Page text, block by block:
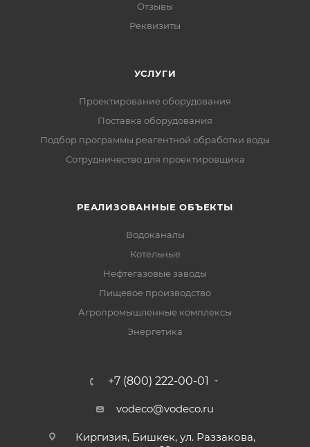
Отзывы
Реквизиты
УСЛУГИ
Проектирование оборудования
Поставка оборудования
Подбор программы реагентной обработки воды
Сотрудничество для проектировщика
РЕАЛИЗОВАННЫЕ ОБЪЕКТЫ
Водоканалы
Котельные
Нефтегазовые заводы
Пищевое производство
Агропромышленные комплексы
Энергетика
+7 (800) 222-00-01
vodeco@vodeco.ru
Киргизия, Бишкек, ул. Раззакова,